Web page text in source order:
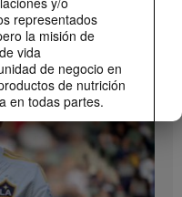
representados
la misión de
vida
de negocio en
de nutrición
en todas partes.
del
o reseñas de
de Herbalife
del Plan de
países. Estos
Ver Todos